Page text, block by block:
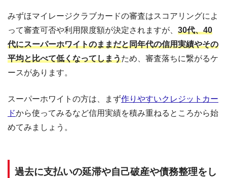
みずほマイレージクラブカードの審査はスコアリングによ
って審査可否や利用限度額が決定されますが、 30代、40
代にスーパーホワイトのままだと同年代の信用実績やその
平均と比べて低くなってしまうため、審査落ちに繋がるケ
ースがあります。
スーパーホワイトの方は、まず作りやすいクレジットカー
ドから使ってみるなど信用実績を積み重ねるところから始
めてみましょう。
過去に支払いの延滞や自己破産や債務整理をし